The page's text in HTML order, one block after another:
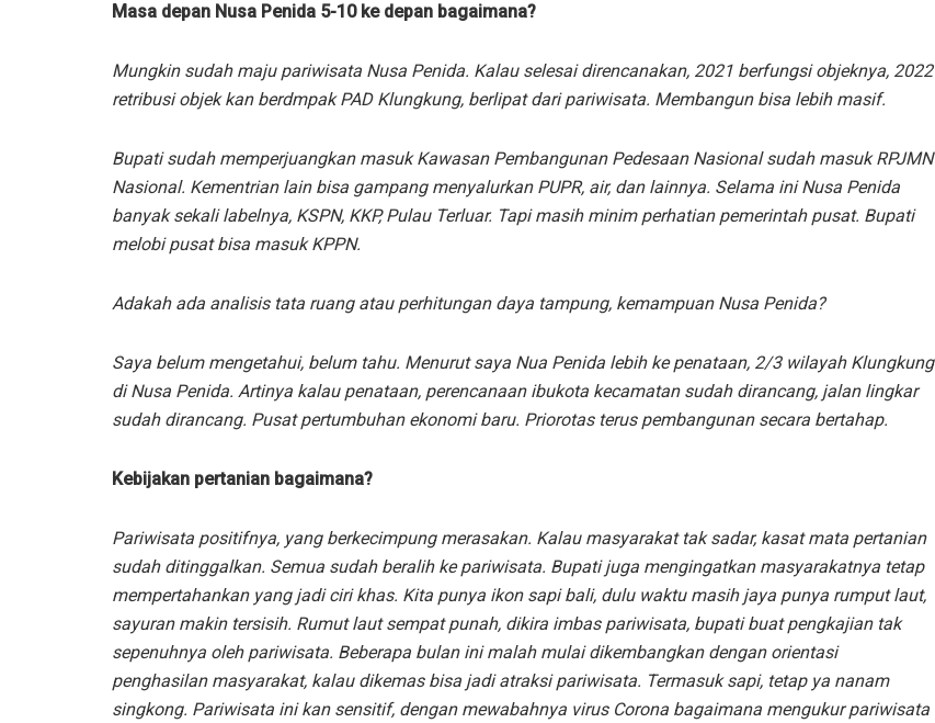
Masa depan Nusa Penida 5-10 ke depan bagaimana?
Mungkin sudah maju pariwisata Nusa Penida. Kalau selesai direncanakan, 2021 berfungsi objeknya, 2022
retribusi objek kan berdmpak PAD Klungkung, berlipat dari pariwisata. Membangun bisa lebih masif.
Bupati sudah memperjuangkan masuk Kawasan Pembangunan Pedesaan Nasional sudah masuk RPJMN
Nasional. Kementrian lain bisa gampang menyalurkan PUPR, air, dan lainnya. Selama ini Nusa Penida
banyak sekali labelnya, KSPN, KKP, Pulau Terluar. Tapi masih minim perhatian pemerintah pusat. Bupati
melobi pusat bisa masuk KPPN.
Adakah ada analisis tata ruang atau perhitungan daya tampung, kemampuan Nusa Penida?
Saya belum mengetahui, belum tahu. Menurut saya Nua Penida lebih ke penataan, 2/3 wilayah Klungkung
di Nusa Penida. Artinya kalau penataan, perencanaan ibukota kecamatan sudah dirancang, jalan lingkar
sudah dirancang. Pusat pertumbuhan ekonomi baru. Priorotas terus pembangunan secara bertahap.
Kebijakan pertanian bagaimana?
Pariwisata positifnya, yang berkecimpung merasakan. Kalau masyarakat tak sadar, kasat mata pertanian
sudah ditinggalkan. Semua sudah beralih ke pariwisata. Bupati juga mengingatkan masyarakatnya tetap
mempertahankan yang jadi ciri khas. Kita punya ikon sapi bali, dulu waktu masih jaya punya rumput laut,
sayuran makin tersisih. Rumut laut sempat punah, dikira imbas pariwisata, bupati buat pengkajian tak
sepenuhnya oleh pariwisata. Beberapa bulan ini malah mulai dikembangkan dengan orientasi
penghasilan masyarakat, kalau dikemas bisa jadi atraksi pariwisata. Termasuk sapi, tetap ya nanam
singkong. Pariwisata ini kan sensitif, dengan mewabahnya virus Corona bagaimana mengukur pariwisata